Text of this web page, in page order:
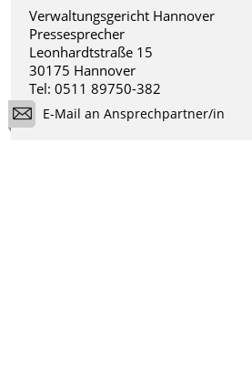
Verwaltungsgericht Hannover
Pressesprecher
Leonhardtstraße 15
30175 Hannover
Tel: 0511 89750-382
E-Mail an Ansprechpartner/in